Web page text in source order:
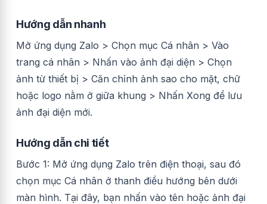
Hướng dẫn nhanh
Mở ứng dụng Zalo > Chọn mục Cá nhân > Vào
trang cá nhân > Nhấn vào ảnh đại diện > Chọn
ảnh từ thiết bị > Căn chỉnh ảnh sao cho mặt, chữ
hoặc logo nằm ở giữa khung > Nhấn Xong để lưu
ảnh đại diện mới.
Hướng dẫn chi tiết
Bước 1: Mở ứng dụng Zalo trên điện thoại, sau đó
chọn mục Cá nhân ở thanh điều hướng bên dưới
màn hình. Tại đây, bạn nhấn vào tên hoặc ảnh đại